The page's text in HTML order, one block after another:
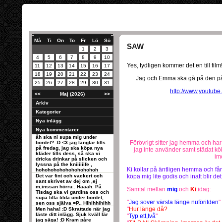
Må Ti On To Fr Lö
Sö
1
2
3
4
5 6 7 8 9
10
11
12 13 14 15 16
17
18
19 20 21 22 23
24
25
26 27 28 29 30 31
<< Maj (2026)
>>
Arkiv
Kategorier
Nya inlägg
Nya kommentarer
åh ska ni supa mig under
bordet? :D <3 jag längtar tills
på fredag, jag ska köpa nya
kläder tills dess, så ska vi
dricka drinkar på slicken och
lyssna på the kniiiiiife ,
hohohohohohohohohohoh
Det var fint och vackert och
sant skrivet av dej om ,ej
m,inssan hörru.. Haaah. På
Tisdag ska vi gardina oss och
supa lilla tilda under bordet,
sen oss själva =P.. HIhihhihihh
Men haha! :D Skrattade när jag
läste ditt inlägg. Sjuk kväll lär
jag säga! :D Kram påre
SAW
Yes, tydligen kommer det en till film!
Jag och Emma ska gå på den
http://
Förövrigt sitter jag hemma och
jag inte använder samt städat
Ki kollar på äntligen hemma och
köpa mig lite godis och inatt blir
Samtal mellan mig och Ki idag:
"Jag sover värsta länge nuföritden"
"Hur länge då?
"Typ ett,två"